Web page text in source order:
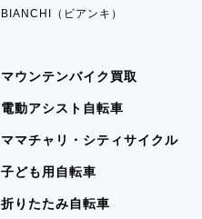
BIANCHI（ビアンキ）
マウンテンバイク買取
電動アシスト自転車
ママチャリ・シティサイクル
子ども用自転車
折りたたみ自転車